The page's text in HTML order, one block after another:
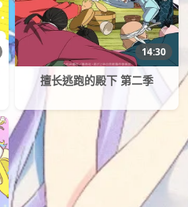
14:30
擅长逃跑的殿下 第二季